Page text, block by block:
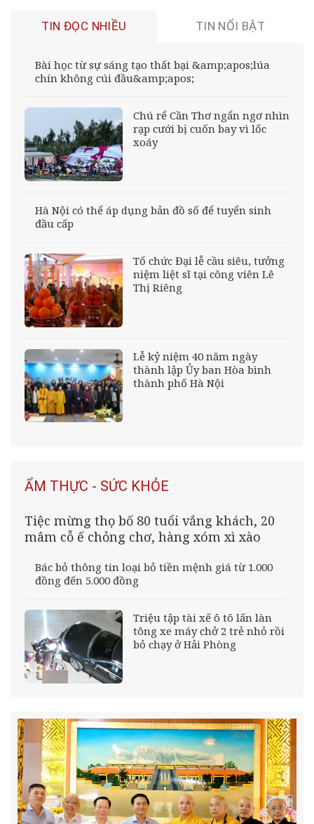
TIN ĐỌC NHIỀU TIN NỔI BẬT
Bài học từ sự sáng tạo thất bại &amp;apos;lúa
chín không cúi đầu&amp;apos;
Chú rể Cần Thơ ngẩn ngơ nhìn
rạp cưới bị cuốn bay vì lốc
xoáy
Hà Nội có thể áp dụng bản đồ số để tuyển sinh
đầu cấp
Tổ chức Đại lễ cầu siêu, tưởng
niệm liệt sĩ tại công viên Lê
Thị Riêng
Lễ kỷ niệm 40 năm ngày
thành lập Ủy ban Hòa bình
thành phố Hà Nội
ẨM THỰC - SỨC KHỎE
Tiệc mừng thọ bố 80 tuổi vắng khách, 20
mâm cỗ ế chỏng chơ, hàng xóm xì xào
Bác bỏ thông tin loại bỏ tiền mệnh giá từ 1.000
đồng đến 5.000 đồng
Triệu tập tài xế ô tô lấn làn
tông xe máy chở 2 trẻ nhỏ rồi
bỏ chạy ở Hải Phòng